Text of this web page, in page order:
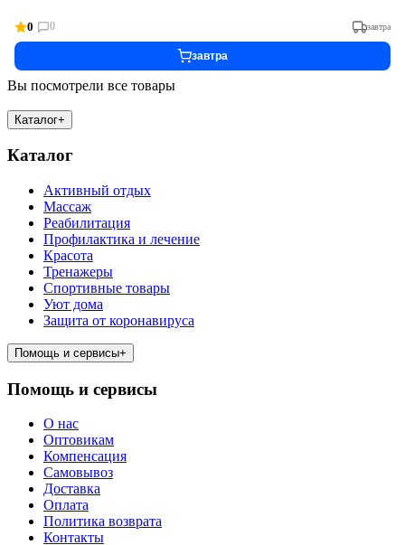
0 0 завтра
завтра
Вы посмотрели все товары
Каталог+
Каталог
Активный отдых
Массаж
Реабилитация
Профилактика и лечение
Красота
Тренажеры
Спортивные товары
Уют дома
Защита от коронавируса
Помощь и сервисы+
Помощь и сервисы
О нас
Оптовикам
Компенсация
Самовывоз
Доставка
Оплата
Политика возврата
Контакты